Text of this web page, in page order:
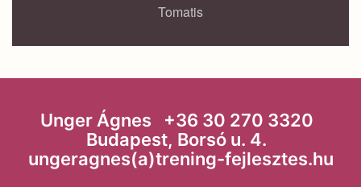
Tomatis
Unger Ágnes +36 30 270 3320
Budapest, Borsó u. 4.
ungeragnes(a)trening-fejlesztes.hu